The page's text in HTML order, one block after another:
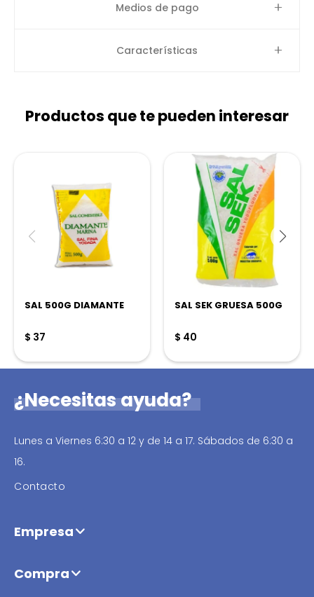
Medios de pago
Características
Productos que te pueden interesar
SAL 500G DIAMANTE
$ 37
SAL SEK GRUESA 500G
$ 40
¿Necesitas ayuda?
Lunes a Viernes 6:30 a 12 y de 14 a 17. Sábados de 6:30 a
16.
Contacto
Empresa
Compra